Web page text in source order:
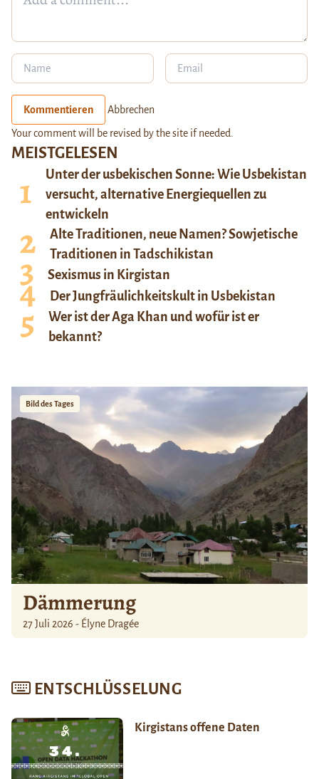
MEISTGELESEN
Unter der usbekischen Sonne: Wie Usbekistan
versucht, alternative Energiequellen zu
entwickeln
Alte Traditionen, neue Namen? Sowjetische
Traditionen in Tadschikistan
Sexismus in Kirgistan
Der Jungfräulichkeitskult in Usbekistan
Wer ist der Aga Khan und wofür ist er
bekannt?
Bild des Tages
Dämmerung
27 Juli 2026 - Élyne Dragée
ENTSCHLÜSSELUNG
Kirgistans offene Daten
Kommentieren Abbrechen
Your comment will be revised by the site if needed.